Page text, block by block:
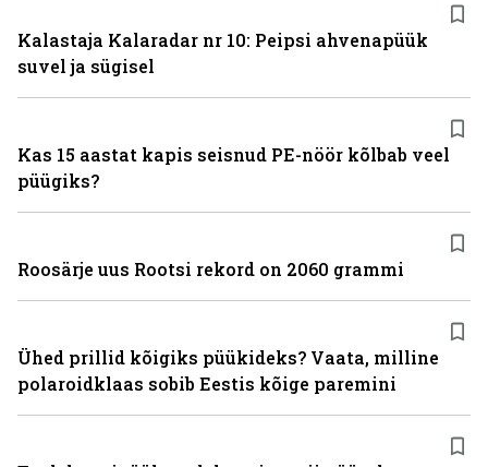
Kalastaja Kalaradar nr 10: Peipsi ahvenapüük
suvel ja sügisel
Kas 15 aastat kapis seisnud PE-nöör kõlbab veel
püügiks?
Roosärje uus Rootsi rekord on 2060 grammi
Ühed prillid kõigiks püükideks? Vaata, milline
polaroidklaas sobib Eestis kõige paremini